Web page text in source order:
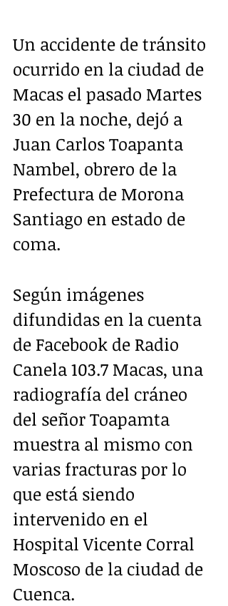
Un accidente de tránsito
ocurrido en la ciudad de
Macas el pasado Martes
30 en la noche, dejó a
Juan Carlos Toapanta
Nambel, obrero de la
Prefectura de Morona
Santiago en estado de
coma.
Según imágenes
difundidas en la cuenta
de Facebook de Radio
Canela 103.7 Macas, una
radiografía del cráneo
del señor Toapamta
muestra al mismo con
varias fracturas por lo
que está siendo
intervenido en el
Hospital Vicente Corral
Moscoso de la ciudad de
Cuenca.